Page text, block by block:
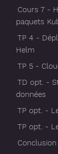
Cours 7 -
paquets
TP 4 -
Helm
TP 5 -
TD opt. -
données
TP opt. -
TP opt. -
Conclusion